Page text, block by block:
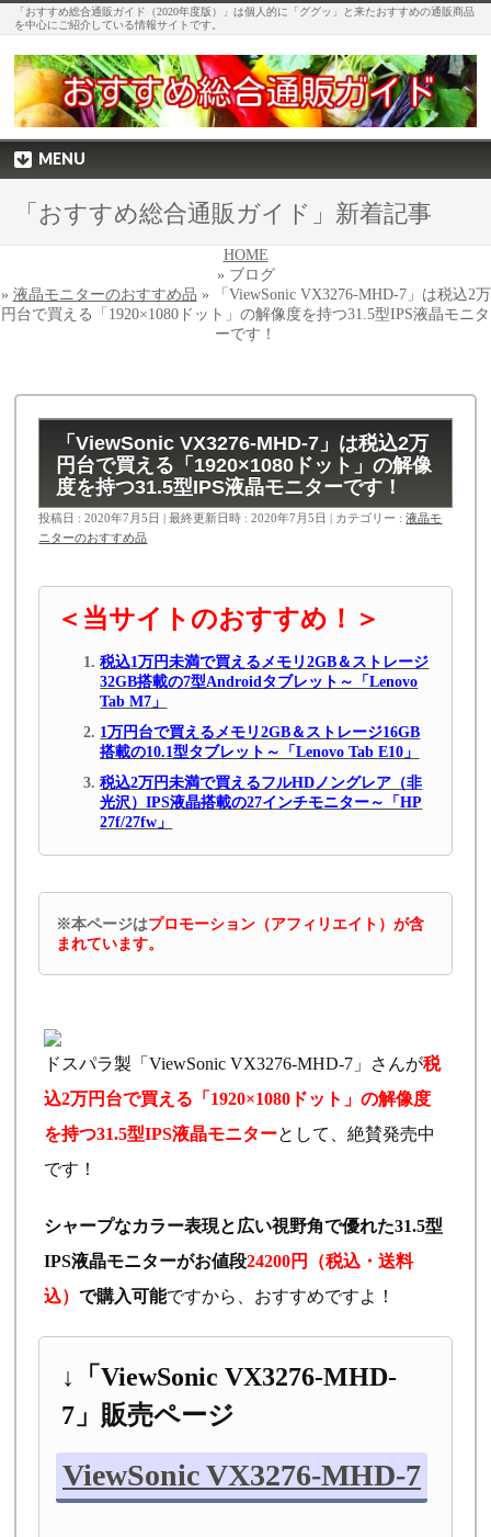
「おすすめ総合通販ガイド（2020年度版）」は個人的に「ググッ」と来たおすすめの通販商品
を中心にご紹介している情報サイトです。
MENU
「おすすめ総合通販ガイド」新着記事
HOME
» ブログ
» 液晶モニターのおすすめ品 » 「ViewSonic VX3276-MHD-7」は税込2万
円台で買える「1920×1080ドット」の解像度を持つ31.5型IPS液晶モニタ
ーです！
「ViewSonic VX3276-MHD-7」は税込2万
円台で買える「1920×1080ドット」の解像
度を持つ31.5型IPS液晶モニターです！
投稿日 : 2020年7月5日 最終更新日時 : 2020年7月5日 カテゴリー :液晶モ
ニターのおすすめ品
＜当サイトのおすすめ！＞
税込1万円未満で買えるメモリ2GB＆ストレージ
32GB搭載の7型Androidタブレット～「Lenovo
Tab M7」
1万円台で買えるメモリ2GB＆ストレージ16GB
搭載の10.1型タブレット～「Lenovo Tab E10」
税込2万円未満で買えるフルHDノングレア（非
光沢）IPS液晶搭載の27インチモニター～「HP
27f/27fw」
※本ページはプロモーション（アフィリエイト）が含
まれています。
ドスパラ製「ViewSonic VX3276-MHD-7」さんが税
込2万円台で買える「1920×1080ドット」の解像度
を持つ31.5型IPS液晶モニターとして、絶賛発売中
です！
シャープなカラー表現と広い視野角で優れた31.5型
IPS液晶モニターがお値段24200円（税込・送料
込）で購入可能ですから、おすすめですよ！
↓「ViewSonic VX3276-MHD-
7」販売ページ
ViewSonic VX3276-MHD-7